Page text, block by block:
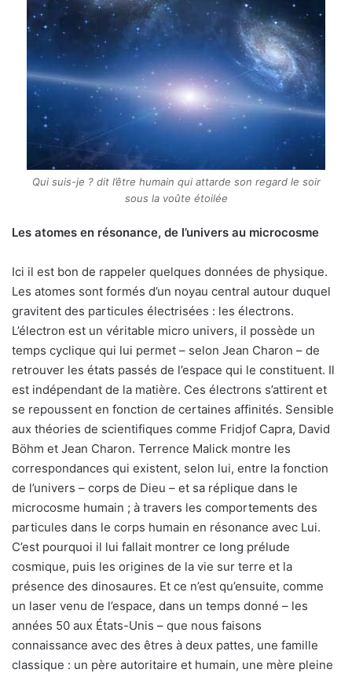
Qui suis-je ? dit l’être humain qui attarde son regard le soir
sous la voûte étoilée
Les atomes en résonance, de l’univers au microcosme
Ici il est bon de rappeler quelques données de physique.
Les atomes sont formés d’un noyau central autour duquel
gravitent des particules électrisées : les électrons.
L’électron est un véritable micro univers, il possède un
temps cyclique qui lui permet – selon Jean Charon – de
retrouver les états passés de l’espace qui le constituent. Il
est indépendant de la matière. Ces électrons s’attirent et
se repoussent en fonction de certaines affinités. Sensible
aux théories de scientifiques comme Fridjof Capra, David
Böhm et Jean Charon. Terrence Malick montre les
correspondances qui existent, selon lui, entre la fonction
de l’univers – corps de Dieu – et sa réplique dans le
microcosme humain ; à travers les comportements des
particules dans le corps humain en résonance avec Lui.
C’est pourquoi il lui fallait montrer ce long prélude
cosmique, puis les origines de la vie sur terre et la
présence des dinosaures. Et ce n’est qu’ensuite, comme
un laser venu de l’espace, dans un temps donné – les
années 50 aux États-Unis – que nous faisons
connaissance avec des êtres à deux pattes, une famille
classique : un père autoritaire et humain, une mère pleine